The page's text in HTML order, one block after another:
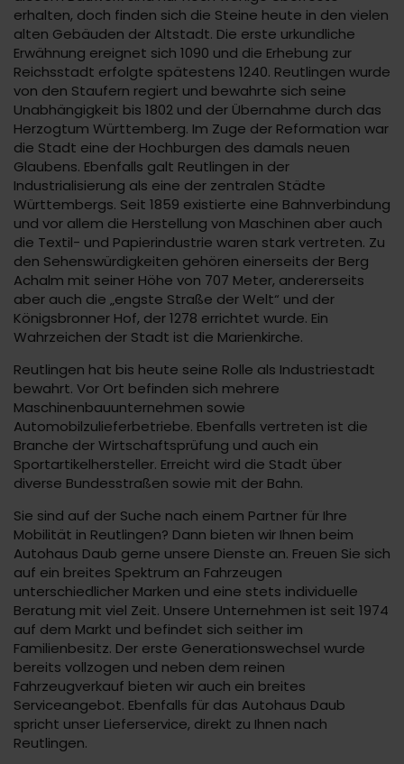
erhalten, doch finden sich die Steine heute in den vielen
alten Gebäuden der Altstadt. Die erste urkundliche
Erwähnung ereignet sich 1090 und die Erhebung zur
Reichsstadt erfolgte spätestens 1240. Reutlingen wurde
von den Staufern regiert und bewahrte sich seine
Unabhängigkeit bis 1802 und der Übernahme durch das
Herzogtum Württemberg. Im Zuge der Reformation war
die Stadt eine der Hochburgen des damals neuen
Glaubens. Ebenfalls galt Reutlingen in der
Industrialisierung als eine der zentralen Städte
Württembergs. Seit 1859 existierte eine Bahnverbindung
und vor allem die Herstellung von Maschinen aber auch
die Textil- und Papierindustrie waren stark vertreten. Zu
den Sehenswürdigkeiten gehören einerseits der Berg
Achalm mit seiner Höhe von 707 Meter, andererseits
aber auch die „engste Straße der Welt“ und der
Königsbronner Hof, der 1278 errichtet wurde. Ein
Wahrzeichen der Stadt ist die Marienkirche.
Reutlingen hat bis heute seine Rolle als Industriestadt
bewahrt. Vor Ort befinden sich mehrere
Maschinenbauunternehmen sowie
Automobilzulieferbetriebe. Ebenfalls vertreten ist die
Branche der Wirtschaftsprüfung und auch ein
Sportartikelhersteller. Erreicht wird die Stadt über
diverse Bundesstraßen sowie mit der Bahn.
Sie sind auf der Suche nach einem Partner für Ihre
Mobilität in Reutlingen? Dann bieten wir Ihnen beim
Autohaus Daub gerne unsere Dienste an. Freuen Sie sich
auf ein breites Spektrum an Fahrzeugen
unterschiedlicher Marken und eine stets individuelle
Beratung mit viel Zeit. Unsere Unternehmen ist seit 1974
auf dem Markt und befindet sich seither im
Familienbesitz. Der erste Generationswechsel wurde
bereits vollzogen und neben dem reinen
Fahrzeugverkauf bieten wir auch ein breites
Serviceangebot. Ebenfalls für das Autohaus Daub
spricht unser Lieferservice, direkt zu Ihnen nach
Reutlingen.